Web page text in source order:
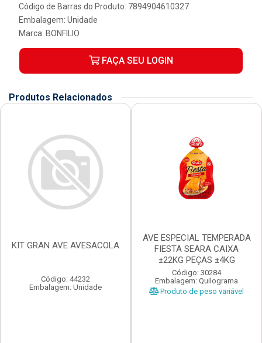
Código de Barras do Produto: 7894904610327
Embalagem: Unidade
Marca: BONFILIO
FAÇA SEU LOGIN
Produtos Relacionados
KIT GRAN AVE AVESACOLA
Código: 44232
Embalagem: Unidade
AVE ESPECIAL TEMPERADA
FIESTA SEARA CAIXA
±22KG PEÇAS ±4KG
Código: 30284
Embalagem: Quilograma
Produto de peso variável